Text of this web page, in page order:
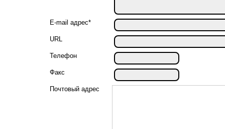
E-mail адрес*
URL
Телефон
Факс
Почтовый адрес